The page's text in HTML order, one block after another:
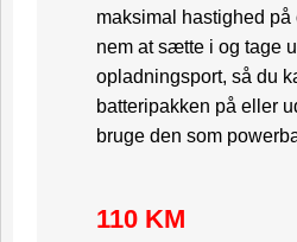
maksimal hastighed på
nem at sætte i og tage
opladningsport, så du
batteripakken på eller
bruge den som
110 KM